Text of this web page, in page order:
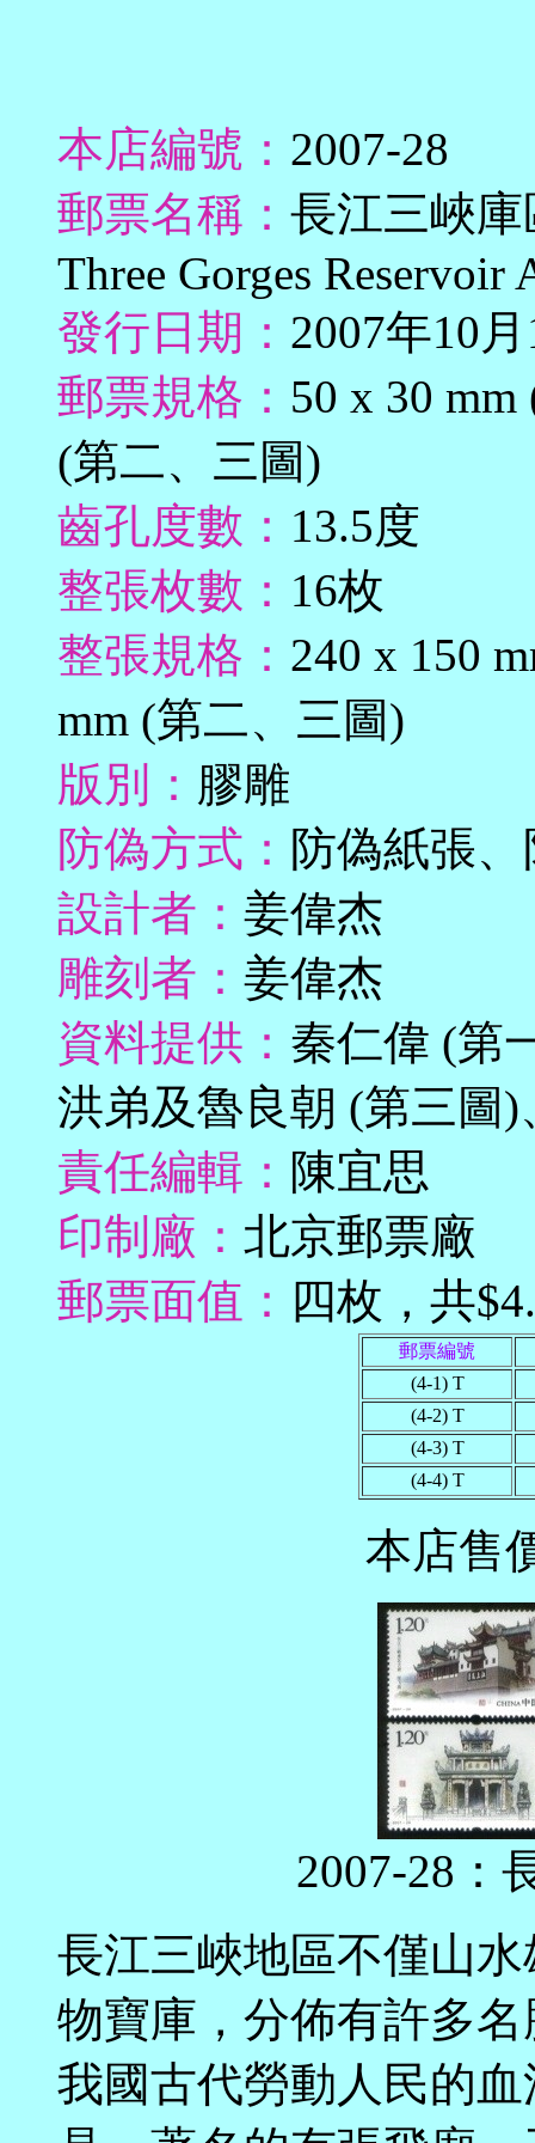
本店編號： 2007-28
郵票名稱： 長江三峽庫
Three Gorges Reservoir
發行日期： 2007年10
郵票規格： 50 x 30
(第二、三圖)
齒孔度數： 13.5度
整張枚數： 16枚
整張規格： 240 x 150
mm (第二、三圖)
版別： 膠雕
防偽方式： 防偽紙張
設計者： 姜偉杰
雕刻者： 姜偉杰
資料提供： 秦仁偉 (第
洪弟及魯良朝 (第三圖
責任編輯： 陳宜思
印制廠： 北京郵票廠
郵票面值： 四枚，共
郵票編號
(4-1) T
(4-2) T
(4-3) T
(4-4) T
本店售
2007-28：
長江三峽地區不僅山
物寶庫，分佈有許多
我國古代勞動人民的